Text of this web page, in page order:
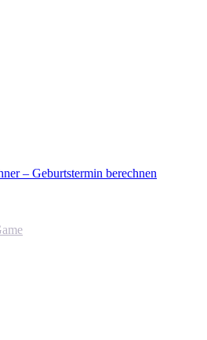
– Geburtstermin berechnen